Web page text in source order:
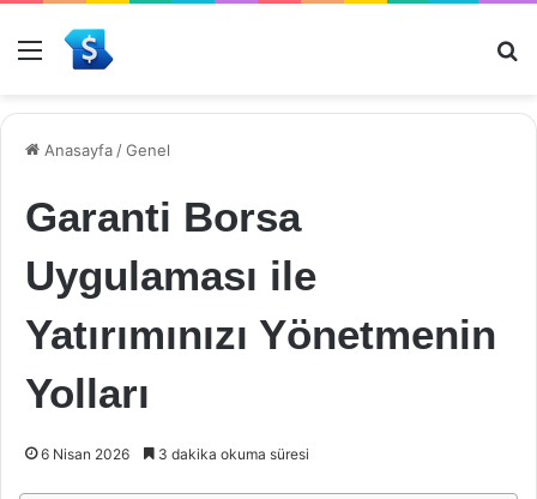
Menü
Anasayfa /Genel
Garanti Borsa
Uygulaması ile
Yatırımınızı Yönetmenin
Yolları
6 Nisan 2026 3 dakika okuma süresi